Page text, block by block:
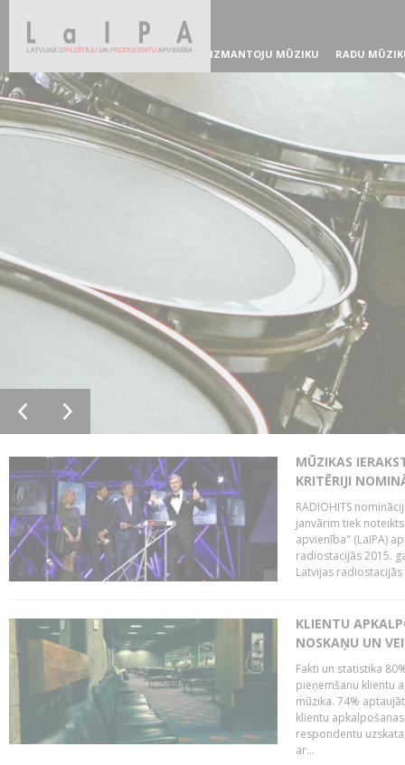
IZMANTOJU MŪZIKU RADU
MŪZIKAS
KRITĒRIJI
RADIOHITS
janvārim tiek
apvienība" (LaIPA)
radiostacijās 2015.
Latvijas
KLIENTU
NOSKAŅU UN
Fakti un statistika
pieņemšanu klientu
mūzika. 74%
klientu
respondentu
ar...